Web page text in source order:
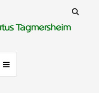
Tagmersheim